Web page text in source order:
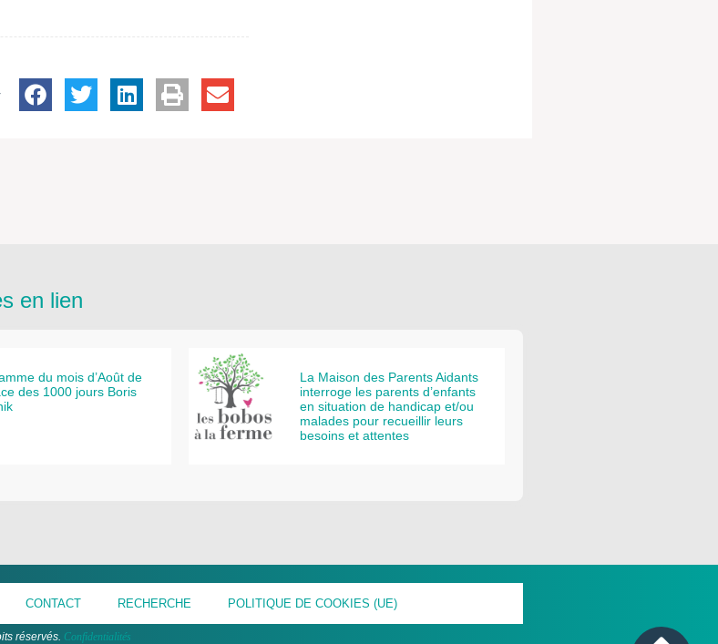
en lien
du mois d’Août de
des 1000 jours Boris
La Maison des Parents Aidants
interroge les parents d’enfants
en situation de handicap et/ou
malades pour recueillir leurs
besoins et attentes
CONTACT RECHERCHE POLITIQUE DE COOKIES (UE)
réservés. Confidentialités